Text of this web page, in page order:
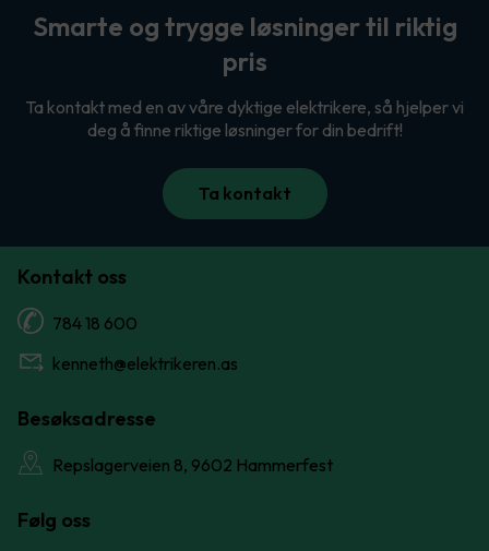
Smarte og trygge løsninger til riktig
pris
Ta kontakt med en av våre dyktige elektrikere, så hjelper vi
deg å finne riktige løsninger for din bedrift!
Ta kontakt
Kontakt oss
784 18 600
kenneth@elektrikeren.as
Besøksadresse
Repslagerveien 8, 9602 Hammerfest
Følg oss